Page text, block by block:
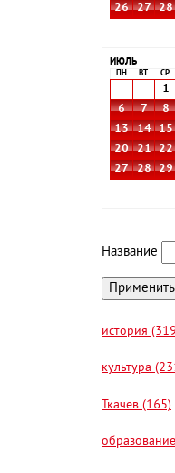
26
27 28
ИЮЛЬ
ПН ВТ СР
1
6
7 8
13
14 15
20
21 22
27
28 29
Название
история
культура
Ткачев (165)